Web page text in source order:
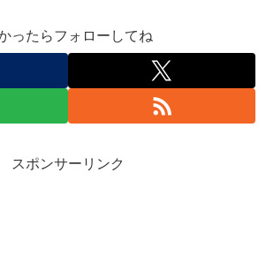
ったらフォローしてね
スポンサーリンク